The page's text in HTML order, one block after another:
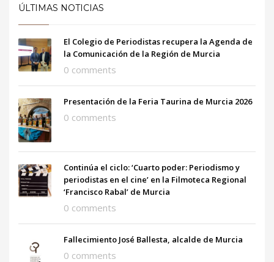
ÚLTIMAS NOTICIAS
El Colegio de Periodistas recupera la Agenda de
la Comunicación de la Región de Murcia
0 comments
Presentación de la Feria Taurina de Murcia 2026
0 comments
Continúa el ciclo: ‘Cuarto poder: Periodismo y
periodistas en el cine’ en la Filmoteca Regional
‘Francisco Rabal’ de Murcia
0 comments
Fallecimiento José Ballesta, alcalde de Murcia
0 comments